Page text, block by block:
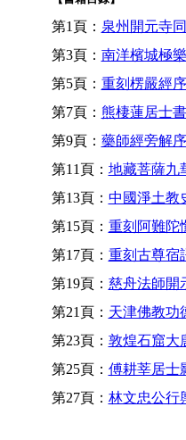
第1頁： 泉州開元寺
第3頁： 南洋檳城極
第5頁： 重刻楞嚴經序
第7頁： 熊棲蓮居士
第9頁： 藥師經旁解序
第11頁： 地藏菩薩九
第13頁： 中國淨土教
第15頁： 重刻阿難陀
第17頁： 重刻古尊宿
第19頁： 慈舟法師開
第21頁： 天津佛教功
第23頁： 敦煌石窟大
第25頁： 傅耕莘居士
第27頁： 林文忠公行